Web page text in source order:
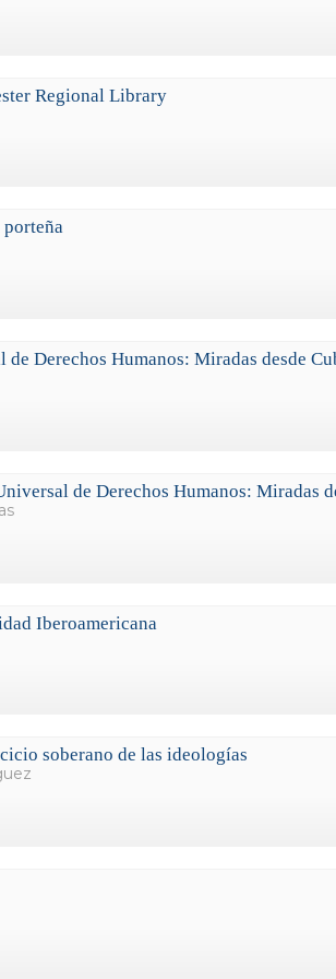
Regional Library
Derechos Humanos: Miradas desde
de Derechos Humanos: Miradas
Iberoamericana
soberano de las ideologías